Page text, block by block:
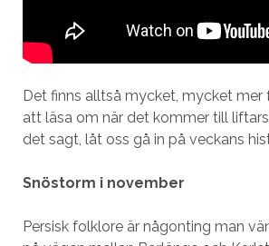
Det finns alltså mycket, mycket mer
att läsa om när det kommer till
det sagt, låt oss gå in på veckans
Snöstorm i november
Persisk folklore är någonting man